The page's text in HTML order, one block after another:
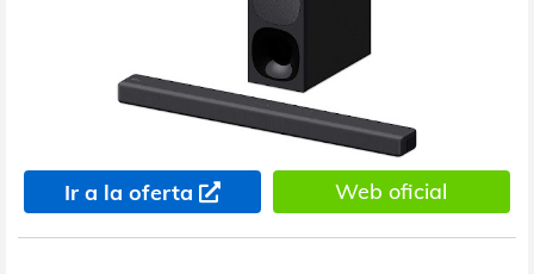
Ir a la oferta Web oficial